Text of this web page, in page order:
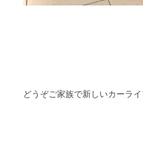
どうぞご家族で新しいカーラ